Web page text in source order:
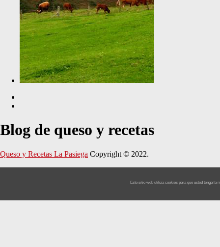
Blog de queso y recetas
Queso y Recetas La Pasiega Copyright © 2022.
Este sitio web utiliza cookies para que usted tenga la